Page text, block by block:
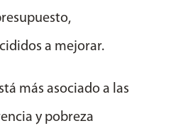
a mejorar.
más asociado a las
y pobreza